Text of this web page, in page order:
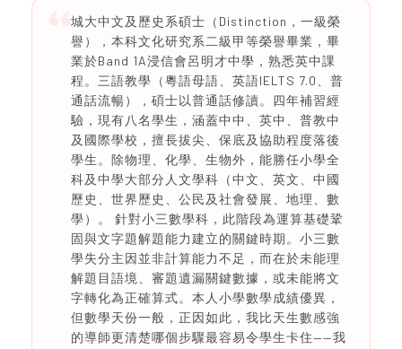
城大中文及歷史系碩士（Distinction，一級榮
譽），本科文化研究系二級甲等榮譽畢業，畢
業於Band 1A浸信會呂明才中學，熟悉英中課
程。三語教學（粵語母語、英語IELTS 7.0、普
通話流暢），碩士以普通話修讀。四年補習經
驗，現有八名學生，涵蓋中中、英中、普教中
及國際學校，擅長拔尖、保底及協助程度落後
學生。除物理、化學、生物外，能勝任小學全
科及中學大部分人文學科（中文、英文、中國
歷史、世界歷史、公民及社會發展、地理、數
學）。 針對小三數學科，此階段為運算基礎鞏
固與文字題解題能力建立的關鍵時期。小三數
學失分主因並非計算能力不足，而在於未能理
解題目語境、審題遺漏關鍵數據，或未能將文
字轉化為正確算式。本人小學數學成績優異，
但數學天份一般，正因如此，我比天生數感強
的導師更清楚哪個步驟最容易令學生卡住——我